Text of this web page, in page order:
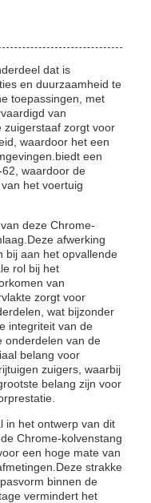
dat is
en duurzaamheid te
toepassingen, met
van
zuigerstaaf zorgt voor
waardoor het een
een
waardoor de
het voertuig
deze Chrome-
afwerking
bij aan het opvallende
rol bij het
van
zorgt voor
wat bijzonder
integriteit van de
onderdelen van de
belang voor
zuigers, waarbij
belang zijn voor
in het ontwerp van dit
Chrome-kolvenstang
een hoge mate van
strakke
binnen de
vermindert het